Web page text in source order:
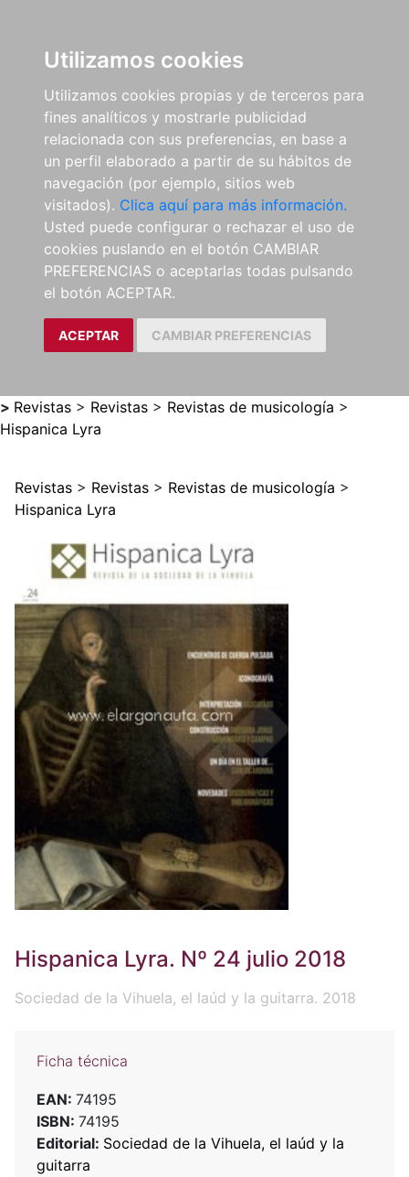
Utilizamos cookies
Utilizamos cookies propias y de terceros para
fines analíticos y mostrarle publicidad
relacionada con sus preferencias, en base a
un perfil elaborado a partir de su hábitos de
navegación (por ejemplo, sitios web
visitados). Clica aquí para más información.
Usted puede configurar o rechazar el uso de
cookies puslando en el botón CAMBIAR
PREFERENCIAS o aceptarlas todas pulsando
el botón ACEPTAR.
ACEPTAR CAMBIAR PREFERENCIAS
> Revistas > Revistas > Revistas de musicología >
Hispanica Lyra
Revistas > Revistas > Revistas de musicología >
Hispanica Lyra
Hispanica Lyra. Nº 24 julio 2018
Sociedad de la Vihuela, el laúd y la guitarra. 2018
Ficha técnica
EAN: 74195
ISBN: 74195
Editorial: Sociedad de la Vihuela, el laúd y la
guitarra